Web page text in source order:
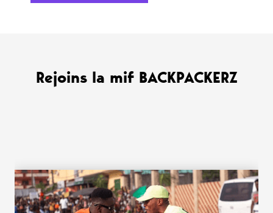
Rejoins la mif BACKPACKERZ
WANT MORE ?